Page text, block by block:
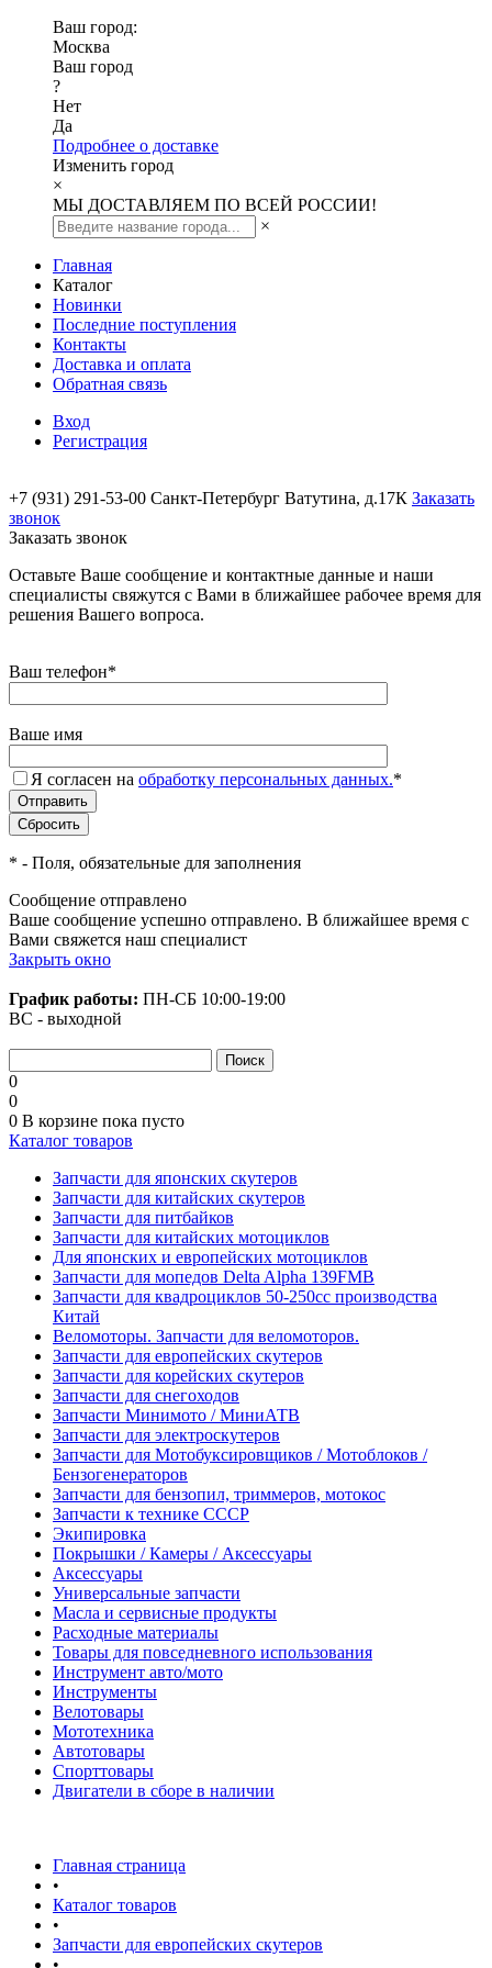
Ваш город:
Москва
Ваш город
?
Нет
Да
Подробнее о доставке
Изменить город
×
МЫ ДОСТАВЛЯЕМ ПО ВСЕЙ РОССИИ!
×
Главная
Каталог
Новинки
Последние поступления
Контакты
Доставка и оплата
Обратная связь
Вход
Регистрация
+7 (931) 291-53-00 Санкт-Петербург Ватутина, д.17К Заказать
звонок
Заказать звонок
Оставьте Ваше сообщение и контактные данные и наши
специалисты свяжутся с Вами в ближайшее рабочее время для
решения Вашего вопроса.
Ваш телефон*
Ваше имя
Я согласен на обработку персональных данных.*
* - Поля, обязательные для заполнения
Сообщение отправлено
Ваше сообщение успешно отправлено. В ближайшее время с
Вами свяжется наш специалист
Закрыть окно
График работы: ПН-СБ 10:00-19:00
ВС - выходной
0
0
0 В корзине пока пусто
Каталог товаров
Запчасти для японских скутеров
Запчасти для китайских скутеров
Запчасти для питбайков
Запчасти для китайских мотоциклов
Для японских и европейских мотоциклов
Запчасти для мопедов Delta Alpha 139FMB
Запчасти для квадроциклов 50-250сс производства
Китай
Веломоторы. Запчасти для веломоторов.
Запчасти для европейских скутеров
Запчасти для корейских скутеров
Запчасти для снегоходов
Запчасти Минимото / МиниАТВ
Запчасти для электроскутеров
Запчасти для Мотобуксировщиков / Мотоблоков /
Бензогенераторов
Запчасти для бензопил, триммеров, мотокос
Запчасти к технике СССР
Экипировка
Покрышки / Камеры / Аксессуары
Аксессуары
Универсальные запчасти
Масла и сервисные продукты
Расходные материалы
Товары для повседневного использования
Инструмент авто/мото
Инструменты
Велотовары
Мототехника
Автотовары
Спорттовары
Двигатели в сборе в наличии
Главная страница
•
Каталог товаров
•
Запчасти для европейских скутеров
•